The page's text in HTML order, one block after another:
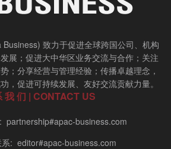
致力于促进全球跨国公司、机构
展；促进大中华区业务交流与合作；关注
；分享经营与管理经验；传播卓越理念，
，促进可持续发展、友好交流贡献力量。
我 们 | CONTACT US
partnership#apac-business.com
系: editor#apac-business.com